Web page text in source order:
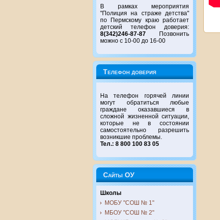
В рамках мероприятия
"Полиция на страже детства"
по Пермскому краю работает
детский телефон доверия:
8(342)246-87-87 Позвонить
можно с 10-00 до 16-00
Телефон доверия
На телефон горячей линии
могут обратиться любые
граждане оказавшиеся в
сложной жизненной ситуации,
которые не в состоянии
самостоятельно разрешить
возникшие проблемы.
Тел.: 8 800 100 83 05
Сайты ОУ
Школы
МОБУ "СОШ № 1"
МБОУ "СОШ № 2"